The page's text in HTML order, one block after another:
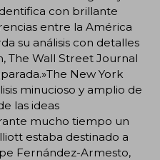
con brillante
entre la América
su análisis con detalles
The Wall Street Journal
New York
minucioso y amplio de
las ideas
mucho tiempo un
estaba destinado a
Fernández-Armesto,